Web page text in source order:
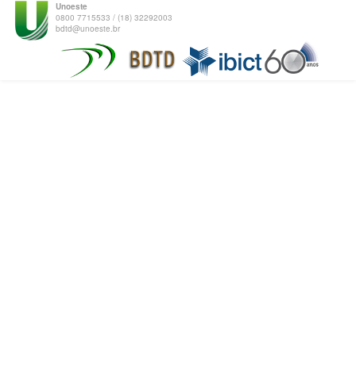
Unoeste
0800 7715533 / (18) 32292003
bdtd@unoeste.br